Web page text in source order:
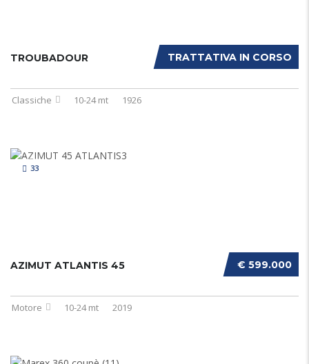
TRATTATIVA IN CORSO
TROUBADOUR
Classiche 10-24 mt 1926
33
€ 599.000
AZIMUT ATLANTIS 45
Motore 10-24 mt 2019